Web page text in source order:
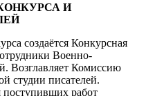
И
создаётся Конкурсная
Военно-
Возглавляет Комиссию
студии писателей.
поступивших работ